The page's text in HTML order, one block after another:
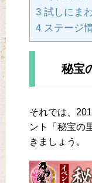
3 試しにま
4 ステージ
秘宝
それでは、
ント「秘宝の
きましょう。